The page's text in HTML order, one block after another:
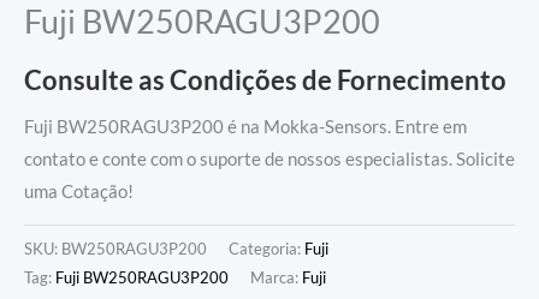
Fuji BW250RAGU3P200
Consulte as Condições de Fornecimento
Fuji BW250RAGU3P200 é na Mokka-Sensors. Entre em
contato e conte com o suporte de nossos especialistas. Solicite
uma Cotação!
SKU: BW250RAGU3P200 Categoria: Fuji
Tag: Fuji BW250RAGU3P200 Marca: Fuji